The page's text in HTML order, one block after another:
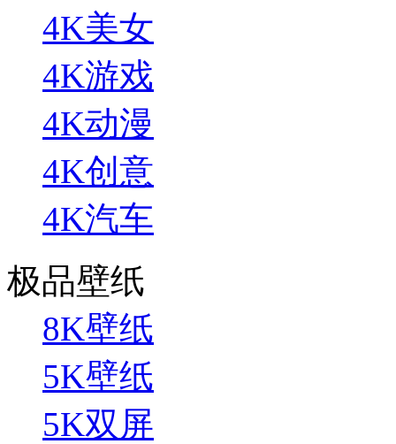
4K美女
4K游戏
4K动漫
4K创意
4K汽车
极品壁纸
8K壁纸
5K壁纸
5K双屏